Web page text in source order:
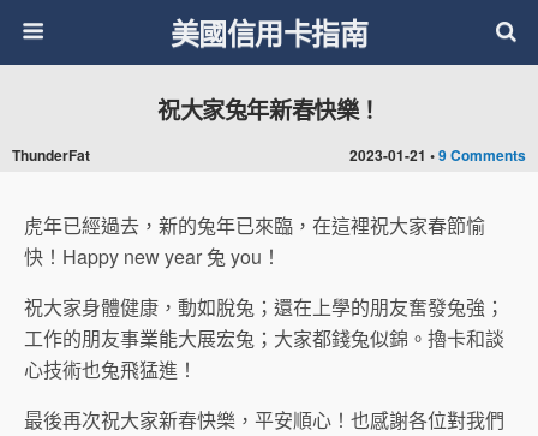
美國信用卡指南
2023-01-21 •9 Comments
祝大家兔年新春快樂！
ThunderFat
虎年已經過去，新的兔年已來臨，在這裡祝大家春節愉
快！Happy new year 兔 you！
祝大家身體健康，動如脫兔；還在上學的朋友奮發兔強；
工作的朋友事業能大展宏兔；大家都錢兔似錦。擼卡和談
心技術也兔飛猛進！
最後再次祝大家新春快樂，平安順心！也感謝各位對我們